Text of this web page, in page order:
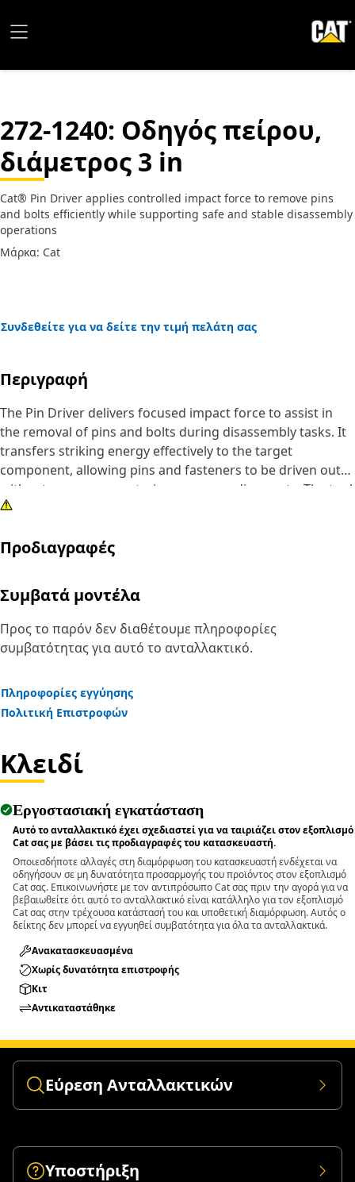
272-1240: Οδηγός πείρου,
διάμετρος 3 in
Cat® Pin Driver applies controlled impact force to remove pins
and bolts efficiently while supporting safe and stable disassembly
operations
Μάρκα: Cat
Συνδεθείτε για να δείτε την τιμή πελάτη σας
Περιγραφή
The Pin Driver delivers focused impact force to assist in
the removal of pins and bolts during disassembly tasks. It
transfers striking energy effectively to the target
component, allowing pins and fasteners to be driven out
without unnecessary strain on surrounding parts. The tool
helps reduce manual effort by guiding force directly to the
removal operations. It supports safer handling by
the fastener, reducing the chances of slipping.
Attributes:
• Helps prevent damage to surrounding components
during impact.
and up to 4 inch (101.6 mm) in diameter.
• Supports accurate alignment during pin removal tasks.
Applications:
disassembly tasks where pins and bolts need to be
removed, and allows controlled force application to drive
out pins and bolts without affecting nearby components.
Προδιαγραφές
Συμβατά μοντέλα
Προς το παρόν δεν διαθέτουμε πληροφορίες
συμβατότητας για αυτό το ανταλλακτικό.
Πληροφορίες εγγύησης
Πολιτική Επιστροφών
Κλειδί
Εργοστασιακή εγκατάσταση
Αυτό το ανταλλακτικό έχει σχεδιαστεί για να ταιριάζει στον εξοπλισμό
Cat σας με βάσει τις προδιαγραφές του κατασκευαστή.
Οποιεσδήποτε αλλαγές στη διαμόρφωση του κατασκευαστή ενδέχεται να
οδηγήσουν σε μη δυνατότητα προσαρμογής του προϊόντος στον εξοπλισμό
Cat σας. Επικοινωνήστε με τον αντιπρόσωπο Cat σας πριν την αγορά για να
βεβαιωθείτε ότι αυτό το ανταλλακτικό είναι κατάλληλο για τον εξοπλισμό
Cat σας στην τρέχουσα κατάστασή του και υποθετική διαμόρφωση. Αυτός ο
δείκτης δεν μπορεί να εγγυηθεί συμβατότητα για όλα τα ανταλλακτικά.
Ανακατασκευασμένα
Χωρίς δυνατότητα επιστροφής
Κιτ
Αντικαταστάθηκε
Εύρεση Ανταλλακτικών
Υποστήριξη